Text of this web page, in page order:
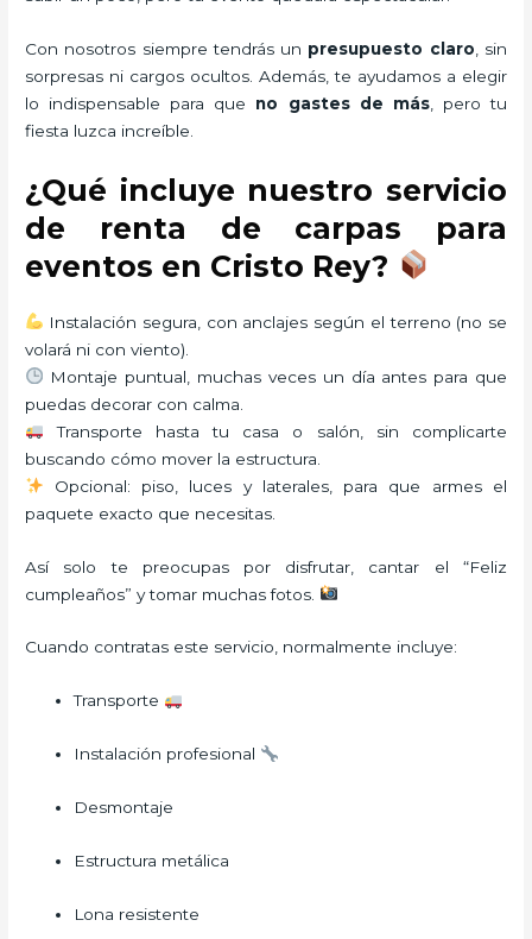
Con nosotros siempre tendrás un presupuesto claro , sin
sorpresas ni cargos ocultos. Además, te ayudamos a elegir
lo indispensable para que no gastes de más, pero tu
fiesta luzca increíble.
¿Qué incluye nuestro servicio
de renta de carpas para
eventos en Cristo Rey?
Instalación segura, con anclajes según el terreno (no se
volará ni con viento).
Montaje puntual, muchas veces un día antes para que
puedas decorar con calma.
Transporte hasta tu casa o salón, sin complicarte
buscando cómo mover la estructura.
Opcional: piso, luces y laterales, para que armes el
paquete exacto que necesitas.
Así solo te preocupas por disfrutar, cantar el “Feliz
cumpleaños” y tomar muchas fotos.
Cuando contratas este servicio, normalmente incluye:
Transporte
Instalación profesional
Desmontaje
Estructura metálica
Lona resistente